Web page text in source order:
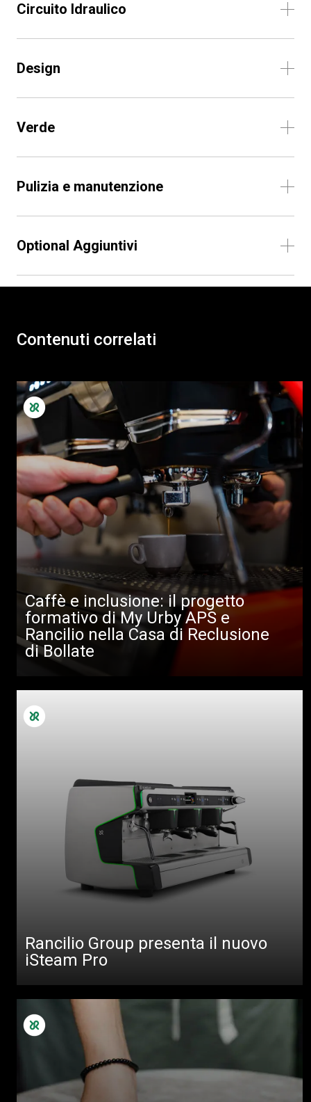
Circuito Idraulico
Design
Verde
Pulizia e manutenzione
Optional Aggiuntivi
Contenuti correlati
Caffè e inclusione: il progetto
formativo di My Urby APS e
Rancilio nella Casa di Reclusione
di Bollate
Rancilio Group presenta il nuovo
iSteam Pro